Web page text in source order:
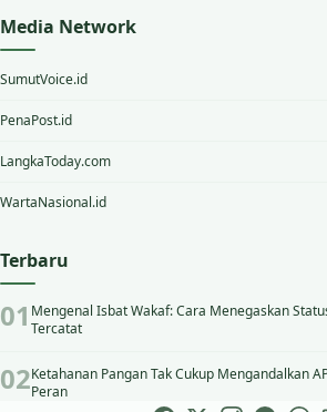
Media Network
SumutVoice.id
PenaPost.id
LangkaToday.com
WartaNasional.id
Terbaru
Mengenal Isbat Wakaf: Cara Menegaskan
Tercatat
Ketahanan Pangan Tak Cukup Mengandalkan
Peran